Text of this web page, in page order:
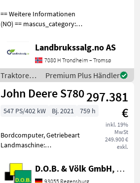
== Weitere Informationen
(NO) == mascus_category:
auf Anfrage die
Referenznummer an: 8492
Weitere Bilder finden Sie
unter en.landbrukssalg
Landbrukssalg.no AS
7080 H Trondheim – Tromsø
Traktoren /
John Deere
Premium Plus Händler
John Deere S780297.381
€
inkl. 19%
MwSt
249.900 €
exkl.
547 PS/402 kW Bj. 2021 759 h
Bordcomputer, Getriebeart
Landmaschine:
Ertragsmessung-GPS,
Kabine, Klimaanlage,
D.O.B. & Völk GmbH, Filiale Regensburg
93055 Regensburg